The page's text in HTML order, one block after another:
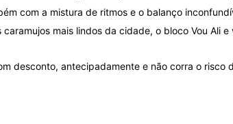
com a mistura de ritmos e o balanço
mais lindos da cidade, o bloco Vou Ali e
desconto, antecipadamente e não corra o risco